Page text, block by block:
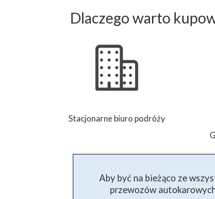
Stacjonarne biuro podróży
Dlaczego warto
Aby być na bieżąco ze
przewozów